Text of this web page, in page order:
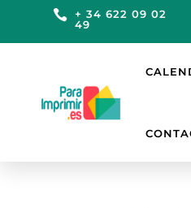
 + 34 622 09 02
49